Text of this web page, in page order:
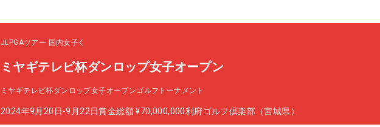
JLPGAツアー 国内女子
ミヤギテレビ杯ダンロップ女子オープン
ミヤギテレビ杯ダンロップ女子オープンゴルフトーナメント
2024年9月20日-9月22日賞金総額 ¥70,000,000利府ゴルフ倶楽部（宮城県）